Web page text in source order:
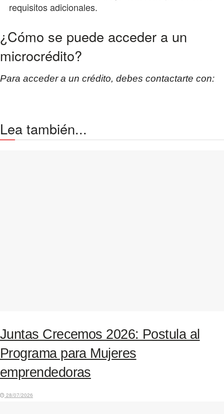
requisitos adicionales.
¿Cómo se puede acceder a un
microcrédito?
Para acceder a un crédito, debes contactarte con:
Lea también...
Juntas Crecemos 2026: Postula al
Programa para Mujeres
emprendedoras
28/07/2026